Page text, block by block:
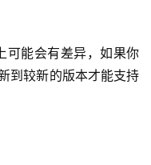
可能会有差异，如果你
到较新的版本才能支持